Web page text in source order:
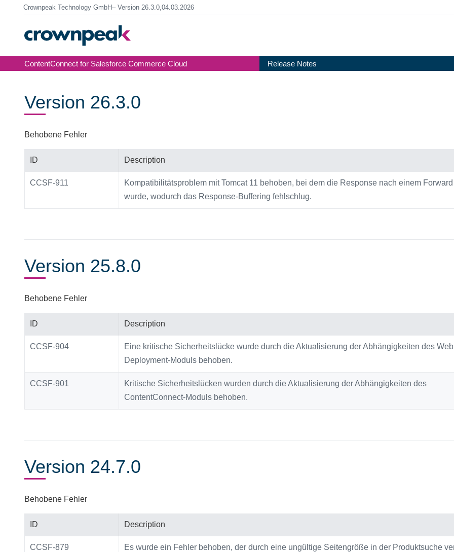
ContentConnect for Salesforce Commerce Cloud Release Notes
Crownpeak Technology GmbH Version 26.3.0,04.03.2026
Version 26.3.0
Behobene Fehler
ID Description
CCSF-911
Kompatibilitätsproblem mit Tomcat 11 behoben, bei dem die Response nach einem
wurde, wodurch das Response-Buffering fehlschlug.
Version 25.8.0
Behobene Fehler
ID Description
CCSF-904
Eine kritische Sicherheitslücke wurde durch die Aktualisierung der Abhängigkeiten des
Deployment-Moduls behoben.
CCSF-901
Kritische Sicherheitslücken wurden durch die Aktualisierung der Abhängigkeiten des
ContentConnect-Moduls behoben.
Version 24.7.0
Behobene Fehler
ID Description
CCSF-879
Es wurde ein Fehler behoben, der durch eine ungültige Seitengröße in der Produktsuche